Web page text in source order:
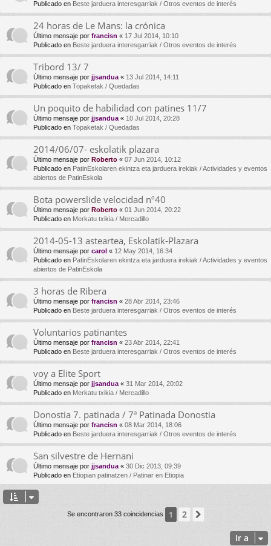
Publicado en Beste jarduera interesgarriak / Otros eventos de interés
24 horas de Le Mans: la crónica
Último mensaje por francisn « 17 Jul 2014, 10:10
Publicado en Beste jarduera interesgarriak / Otros eventos de interés
Tribord 13/ 7
Último mensaje por jjsandua « 13 Jul 2014, 14:11
Publicado en Topaketak / Quedadas
Un poquito de habilidad con patines 11/7
Último mensaje por jjsandua « 10 Jul 2014, 20:28
Publicado en Topaketak / Quedadas
2014/06/07- eskolatik plazara
Último mensaje por Roberto « 07 Jun 2014, 10:12
Publicado en PatinEskolaren ekintza eta jarduera irekiak / Actividades y eventos
abiertos de PatinEskola
Bota powerslide velocidad nº40
Último mensaje por Roberto « 01 Jun 2014, 20:22
Publicado en Merkatu txikia / Mercadillo
2014-05-13 asteartea, Eskolatik-Plazara
Último mensaje por carol « 12 May 2014, 16:34
Publicado en PatinEskolaren ekintza eta jarduera irekiak / Actividades y eventos
abiertos de PatinEskola
3 horas de Ribera
Último mensaje por francisn « 28 Abr 2014, 23:46
Publicado en Beste jarduera interesgarriak / Otros eventos de interés
Voluntarios patinantes
Último mensaje por francisn « 23 Abr 2014, 22:41
Publicado en Beste jarduera interesgarriak / Otros eventos de interés
voy a Elite Sport
Último mensaje por jjsandua « 31 Mar 2014, 20:02
Publicado en Merkatu txikia / Mercadillo
Donostia 7. patinada / 7ª Patinada Donostia
Último mensaje por francisn « 08 Mar 2014, 18:06
Publicado en Beste jarduera interesgarriak / Otros eventos de interés
San silvestre de Hernani
Último mensaje por jjsandua « 30 Dic 2013, 09:39
Publicado en Etiopian patinatzen / Patinar en Etiopia
Se encontraron 33 coincidencias 1 2
Ir a